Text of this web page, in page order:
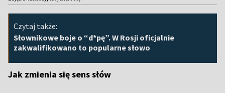
Czytaj także:
Słownikowe boje o “d*pę”. W Rosji oficjalnie
zakwalifikowano to popularne słowo
Jak zmienia się sens słów